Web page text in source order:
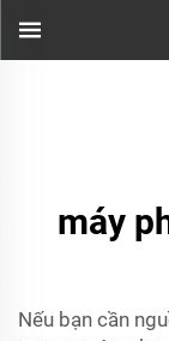
máy
Nếu bạn cần